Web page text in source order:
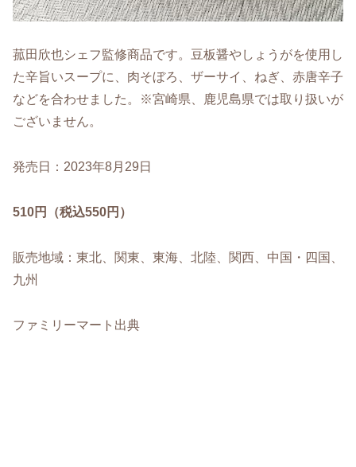
菰田欣也シェフ監修商品です。豆板醤やしょうがを使用し
た辛旨いスープに、肉そぼろ、ザーサイ、ねぎ、赤唐辛子
などを合わせました。※宮崎県、鹿児島県では取り扱いが
ございません。
発売日：2023年8月29日
510円（税込550円）
販売地域：東北、関東、東海、北陸、関西、中国・四国、
九州
ファミリーマート出典